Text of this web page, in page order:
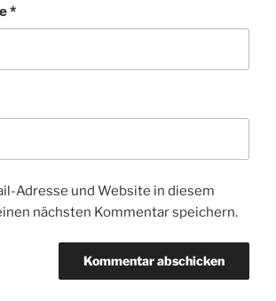
*
Adresse und Website in diesem
nächsten Kommentar speichern.